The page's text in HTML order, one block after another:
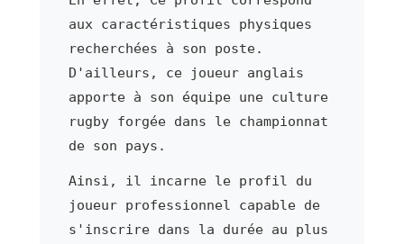
aux caractéristiques physiques
recherchées à son poste.
D'ailleurs, ce joueur anglais
apporte à son équipe une culture
rugby forgée dans le championnat
de son pays.
Ainsi, il incarne le profil du
joueur professionnel capable de
s'inscrire dans la durée au plus